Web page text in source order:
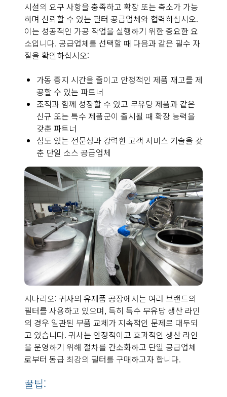
시설의 요구 사항을 충족하고 확장 또는 축소가 가능
하며 신뢰할 수 있는 필터 공급업체와 협력하십시오.
이는 성공적인 가공 작업을 실행하기 위한 중요한 요
소입니다. 공급업체를 선택할 때 다음과 같은 필수 자
질을 확인하십시오:
가동 중지 시간을 줄이고 안정적인 제품 재고를 제
공할 수 있는 파트너
조직과 함께 성장할 수 있고 무유당 제품과 같은
신규 또는 특수 제품군이 출시될 때 확장 능력을
갖춘 파트너
심도 있는 전문성과 강력한 고객 서비스 기술을 갖
춘 단일 소스 공급업체
시나리오: 귀사의 유제품 공장에서는 여러 브랜드의
필터를 사용하고 있으며, 특히 특수 무유당 생산 라인
의 경우 일관된 부품 교체가 지속적인 문제로 대두되
고 있습니다. 귀사는 안정적이고 효과적인 생산 라인
을 운영하기 위해 절차를 간소화하고 단일 공급업체
로부터 동급 최강의 필터를 구매하고자 합니다.
꿀팁: